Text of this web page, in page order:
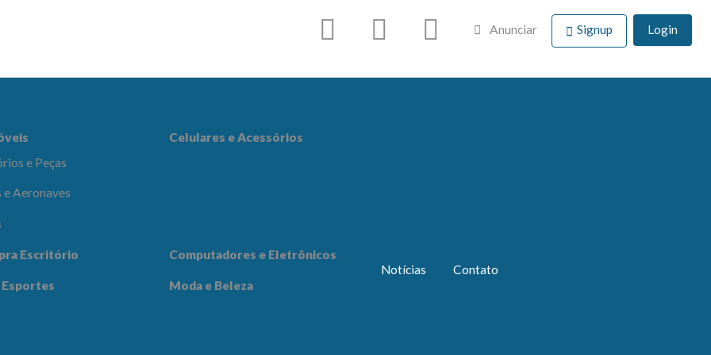
e
Beleza
Anunciar Signup Login
e Peças
e Aeronaves
Celulares e Acessórios
Escritório Computadores e Eletrônicos
Esportes Moda e Beleza
Notícias Contato